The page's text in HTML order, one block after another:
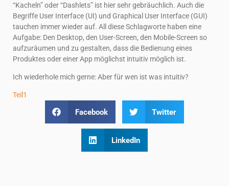
“Kacheln” oder “Dashlets” ist hier sehr gebräuchlich. Auch die
Begriffe User Interface (UI) und Graphical User Interface (GUI)
tauchen immer wieder auf. All diese Schlagworte haben eine
Aufgabe: Den Desktop, den User-Screen, den Mobile-Screen so
aufzuräumen und zu gestalten, dass die Bedienung eines
Produktes oder einer App möglichst intuitiv möglich ist.
Ich wiederhole mich gerne: Aber für wen ist was intuitiv?
Teil1
Facebook Twitter
LinkedIn